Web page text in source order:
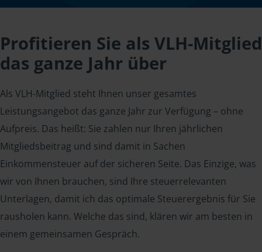
Profitieren Sie als VLH-Mitglied
das ganze Jahr über
Als VLH-Mitglied steht Ihnen unser gesamtes
Leistungsangebot das ganze Jahr zur Verfügung – ohne
Aufpreis. Das heißt: Sie zahlen nur Ihren jährlichen
Mitgliedsbeitrag und sind damit in Sachen
Einkommensteuer auf der sicheren Seite. Das Einzige, was
wir von Ihnen brauchen, sind Ihre steuerrelevanten
Unterlagen, damit ich das optimale Steuerergebnis für Sie
rausholen kann. Welche das sind, klären wir am besten in
einem gemeinsamen Gespräch.